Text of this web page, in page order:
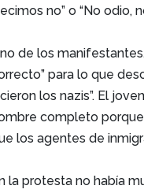
no” o “No odio,
de los
para lo que
los nazis”. El
completo
los agentes de
la protesta no había